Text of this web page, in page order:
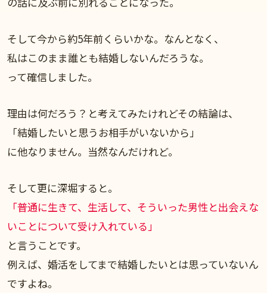
そして今から約5年前くらいかな。なんとなく、
私はこのまま誰とも結婚しないんだろうな。
って確信しました。
理由は何だろう？と考えてみたけれどその結論は、
「結婚したいと思うお相手がいないから」
に他なりません。当然なんだけれど。
そして更に深堀すると。
「普通に生きて、生活して、そういった男性と出会えな
いことについて受け入れている」
と言うことです。
例えば、婚活をしてまで結婚したいとは思っていないん
ですよね。